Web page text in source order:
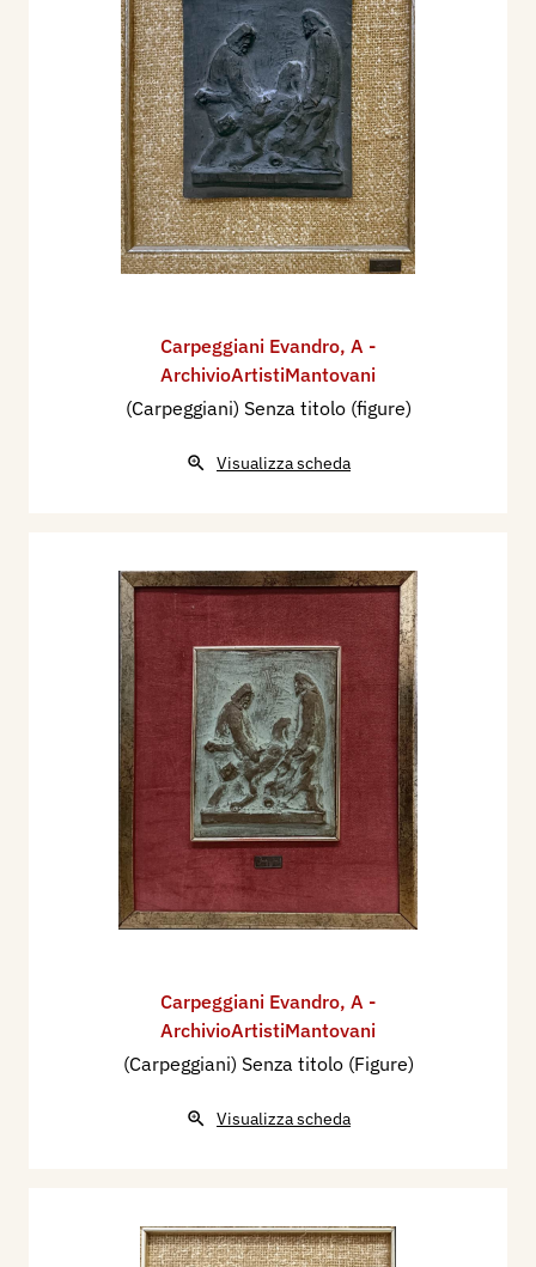
Carpeggiani Evandro, A -
ArchivioArtistiMantovani
(Carpeggiani) Senza titolo (figure)
Visualizza scheda
Carpeggiani Evandro, A -
ArchivioArtistiMantovani
(Carpeggiani) Senza titolo (Figure)
Visualizza scheda